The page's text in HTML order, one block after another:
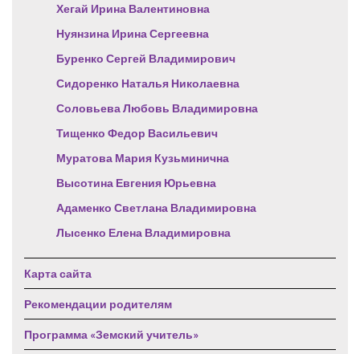
Хегай Ирина Валентиновна
Нуянзина Ирина Сергеевна
Буренко Сергей Владимирович
Сидоренко Наталья Николаевна
Соловьева Любовь Владимировна
Тищенко Федор Васильевич
Муратова Мария Кузьминична
Высотина Евгения Юрьевна
Адаменко Светлана Владимировна
Лысенко Елена Владимировна
Карта сайта
Рекомендации родителям
Программа «Земский учитель»